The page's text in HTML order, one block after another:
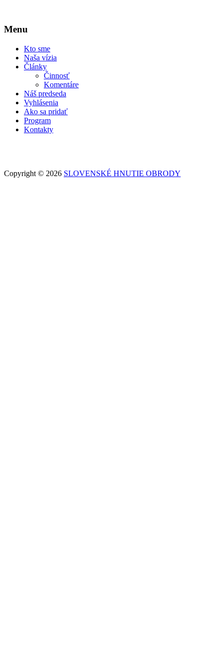
Menu
Kto sme
Naša vízia
Články
Činnosť
Komentáre
Náš predseda
Vyhlásenia
Ako sa pridať
Program
Kontakty
Copyright © 2026 SLOVENSKÉ HNUTIE OBRODY